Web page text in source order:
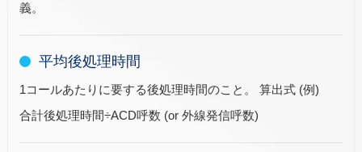
義。
平均後処理時間
1コールあたりに要する後処理時間のこと。 算出式 (例)
合計後処理時間÷ACD呼数 (or 外線発信呼数)